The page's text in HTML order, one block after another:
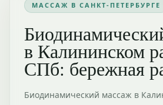
МАССАЖ В САНКТ-ПЕТЕРБУРГЕ
в Калининском
СПб: бережная
Биодинамический массаж в